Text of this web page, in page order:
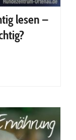
wir
lesen –